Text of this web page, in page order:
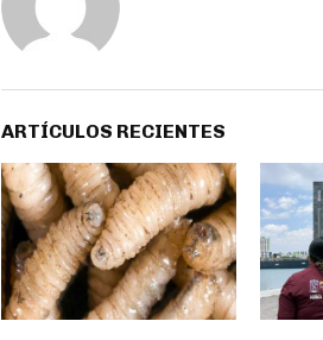
ARTÍCULOS RECIENTES